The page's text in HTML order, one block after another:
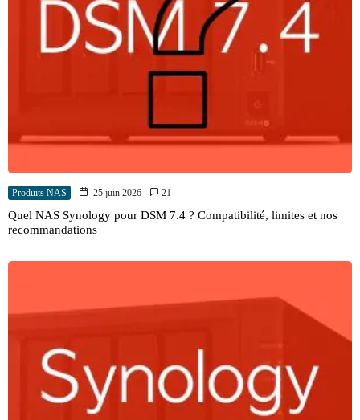
Produits NAS 25 juin 2026 21
Quel NAS Synology pour DSM 7.4 ? Compatibilité, limites et nos
recommandations